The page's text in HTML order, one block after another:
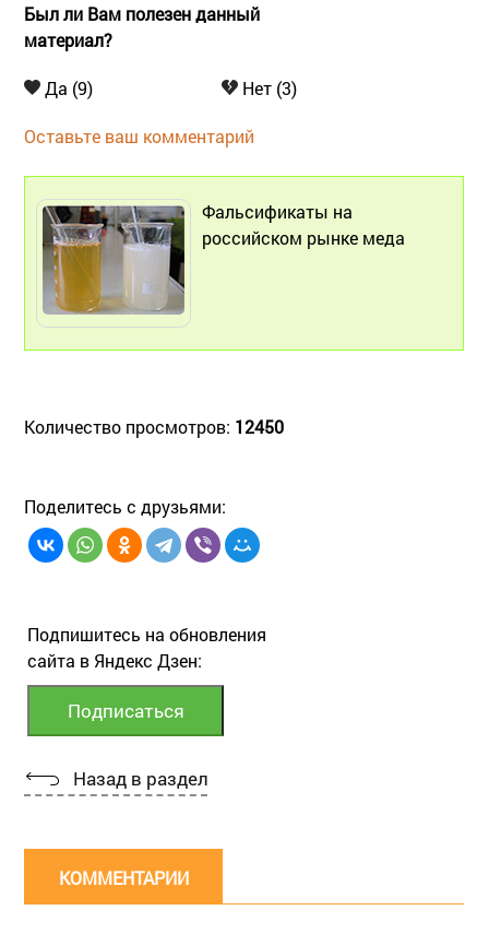
Был ли Вам полезен данный
материал?
Да (9) Нет (3)
Оставьте ваш комментарий
Фальсификаты на
российском рынке меда
Количество просмотров: 12450
Поделитесь с друзьями:
Подпишитесь на обновления
сайта в Яндекс Дзен:
Назад в раздел
КОММЕНТАРИИ